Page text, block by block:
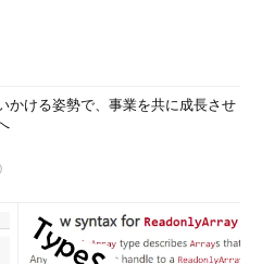
かける姿勢で、事業を共に成長させ